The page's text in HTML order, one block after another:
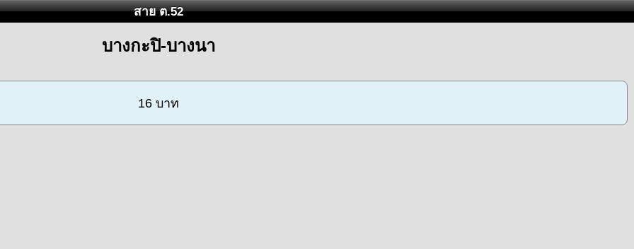
สาย ต.52
บางกะปิ-บางนา
16 บาท